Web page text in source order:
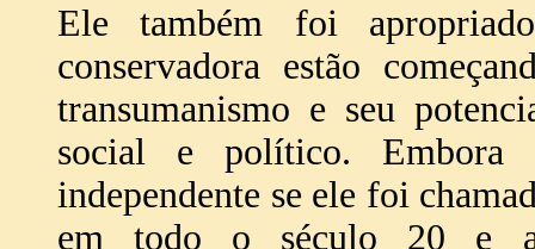
Ele também foi
conservadora estão
transumanismo e seu
social e político. Embora
independente se ele foi
em todo o século 20 e